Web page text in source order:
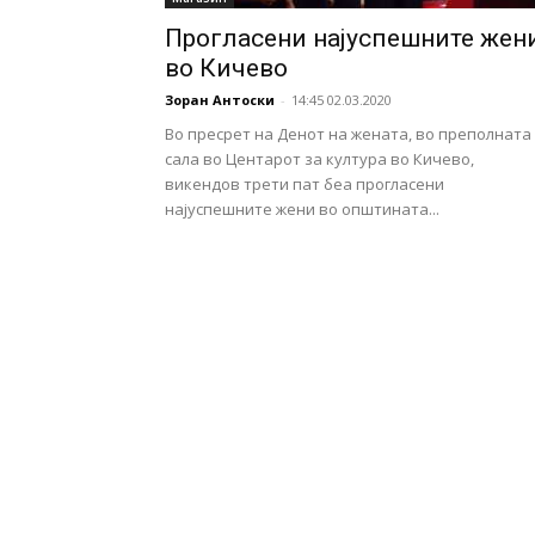
Прогласени најуспешните
во Кичево
Зоран Антоски - 14:45 02.03.2020
Во пресрет на Денот на жената, во преполната
сала во Центарот за култура во Кичево,
викендов трети пат беа прогласени
најуспешните жени во општината...